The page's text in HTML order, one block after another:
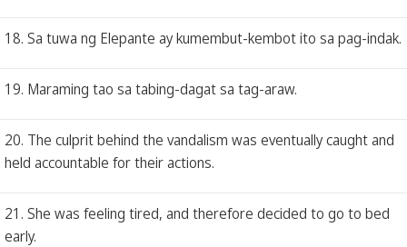
18. Sa tuwa ng Elepante ay kumembut-kembot ito sa pag-indak.
19. Maraming tao sa tabing-dagat sa tag-araw.
20. The culprit behind the vandalism was eventually caught and
held accountable for their actions.
21. She was feeling tired, and therefore decided to go to bed
early.